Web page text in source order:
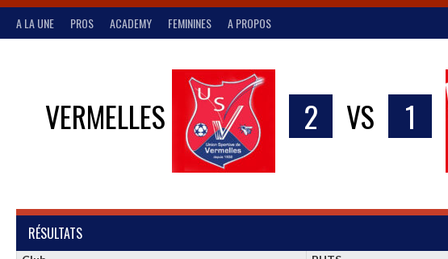
A LA UNE PROS ACADEMY FEMININES A PROPOS
VERMELLES 2 VS 1
RÉSULTATS